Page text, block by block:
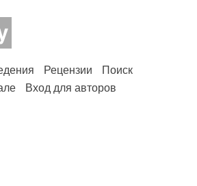
Рецензии
Поиск
Вход для авторов